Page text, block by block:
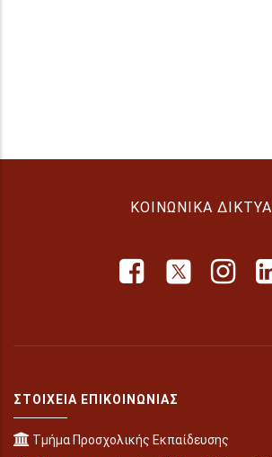
ΚΟΙΝΩΝΙΚΆ ΔΊΚΤΥΑ
ΣΤΟΙΧΕΊΑ ΕΠΙΚΟΙΝΩΝΊΑΣ
Τμήμα Προσχολικής Εκπαίδευσης